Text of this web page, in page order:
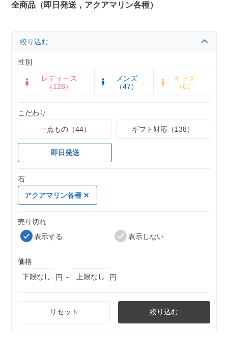
全商品（即日発送，アクアマリン各種）
絞り込む
性別
レディース
（128）
メンズ
（47）
キッズ
（0）
こだわり
一点もの（44）
ギフト対応（138）
即日発送
石
アクアマリン各種
売り切れ
表示する
表示しない
価格
円 ～
円
リセット 絞り込む